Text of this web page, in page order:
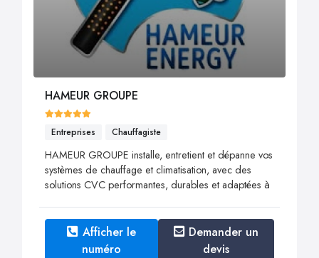
HAMEUR GROUPE
Entreprises Chauffagiste
HAMEUR GROUPE installe, entretient et dépanne vos
systèmes de chauffage et climatisation, avec des
solutions CVC performantes, durables et adaptées à
Afficher le
numéro
Demander un
devis